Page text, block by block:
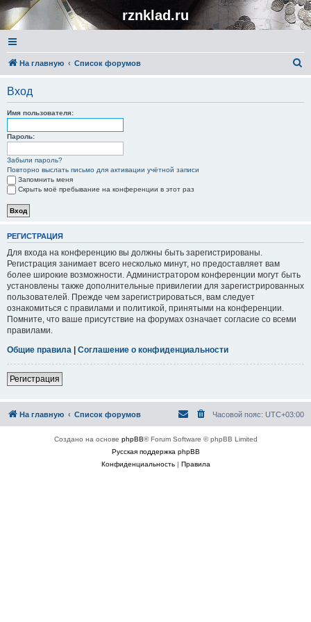
rznklad.ru
На главную Список форумов
Вход
Имя пользователя:
Пароль:
Забыли пароль?
Повторно выслать письмо для активации учётной записи
Запомнить меня
Скрыть моё пребывание на конференции в этот раз
РЕГИСТРАЦИЯ
Для входа на конференцию вы должны быть зарегистрированы.
Регистрация занимает всего несколько минут, но предоставляет вам
более широкие возможности. Администратором конференции могут быть
установлены также дополнительные привилегии для зарегистрированных
пользователей. Прежде чем зарегистрироваться, вам следует
ознакомиться с правилами и политикой, принятыми на конференции.
Помните, что ваше присутствие на форумах означает согласие со всеми
правилами.
Общие правила | Соглашение о конфиденциальности
Регистрация
На главную Список форумов Часовой пояс: UTC+03:00
Создано на основе phpBB® Forum Software © phpBB Limited
Русская поддержка phpBB
Конфиденциальность| Правила